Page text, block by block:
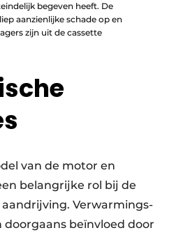
begeven heeft. De
aanzienlijke schade op en
zijn uit de cassette
van de motor en
belangrijke rol bij de
Verwarmings-
doorgaans beïnvloed door